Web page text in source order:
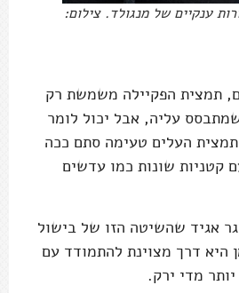
פה 6 צרורות ענקיים של מנגולד. צילום:
תמצית הפקיילה משמשת רק
עליה, אבל יכול לומר
העלים טעימה סתם ככה
קטניות שונות כמו עדשים
אגיד שהשיטה הזו של בישול
היא דרך מצוינת להתמודד עם
מדי ירק.